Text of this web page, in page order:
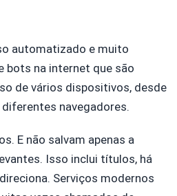
automatizado e muito
bots na internet que são
de vários dispositivos, desde
navegadores.
E não salvam apenas a
Isso inclui títulos, há
Serviços modernos